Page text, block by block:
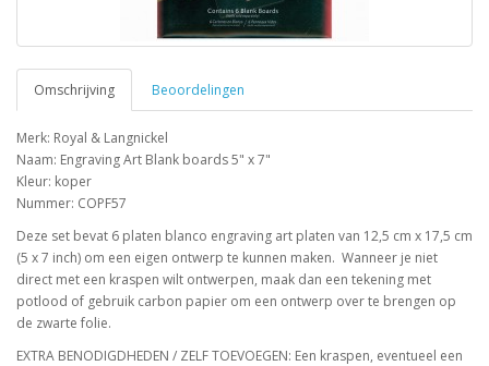
Omschrijving Beoordelingen
Merk: Royal & Langnickel
Naam: Engraving Art Blank boards 5" x 7"
Kleur: koper
Nummer: COPF57
Deze set bevat 6 platen blanco engraving art platen van 12,5 cm x 17,5 cm
(5 x 7 inch) om een eigen ontwerp te kunnen maken. Wanneer je niet
direct met een kraspen wilt ontwerpen, maak dan een tekening met
potlood of gebruik carbon papier om een ontwerp over te brengen op
de zwarte folie.
EXTRA BENODIGDHEDEN / ZELF TOEVOEGEN: Een kraspen, eventueel een